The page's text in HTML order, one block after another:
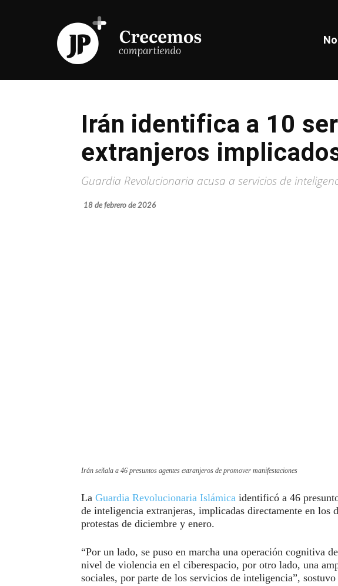
Irán identifica a 10
extranjeros
Guardia Revolucionaria acusa a servicios de
18 de febrero de 2026
Irán señala a 46 presuntos agentes extranjeros de promover manifestaciones
La Guardia Revolucionaria Islámica identificó a 46
de inteligencia extranjeras, implicadas directamente en los
protestas de diciembre y enero.
“Por un lado, se puso en marcha una operación cognitiva
nivel de violencia en el ciberespacio, por otro lado, una
sociales, por parte de los servicios de inteligencia”,